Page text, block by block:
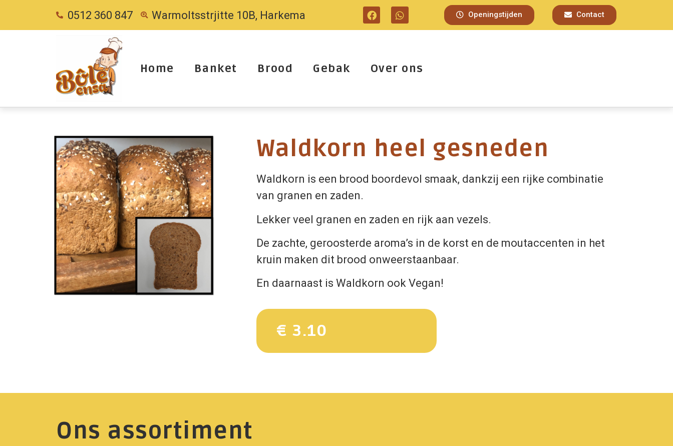
0512 360 847 Warmoltsstrjitte 10B, Harkema Openingstijden Contact
Home Banket Brood Gebak Over ons
Waldkorn heel gesneden
Waldkorn is een brood boordevol smaak, dankzij een rijke combinatie
van granen en zaden.
Lekker veel granen en zaden en rijk aan vezels.
De zachte, geroosterde aroma’s in de korst en de moutaccenten in het
kruin maken dit brood onweerstaanbaar.
En daarnaast is Waldkorn ook Vegan!
€ 3.10
Ons assortiment